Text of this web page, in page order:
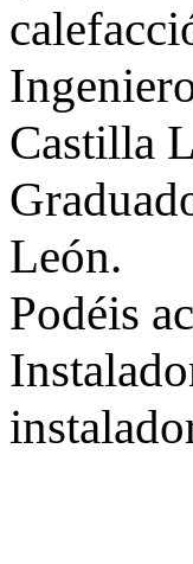
Castilla
León.
Podéis